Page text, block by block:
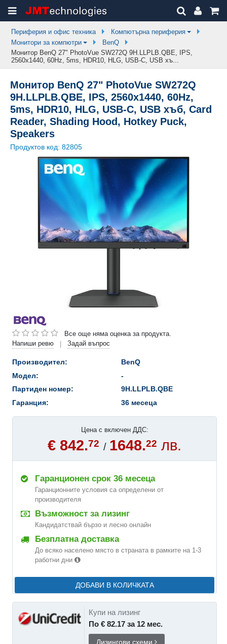
Периферия и офис техника
Компютърна периферия
Монитори за компютри
BenQ
Монитор BenQ 27" PhotoVue SW272Q 9H.LLPLB.QBE, IPS,
2560x1440, 60Hz, 5ms, HDR10, HLG, USB-C, USB хъ...
Монитор BenQ 27" PhotoVue SW272Q
9H.LLPLB.QBE, IPS, 2560x1440, 60Hz,
5ms, HDR10, HLG, USB-C, USB хъб, Card
Reader, Shading Hood, Hotkey Puck,
Speakers
Продуктов код: 82805
Все още няма оценка за продукта.
Напиши ревю
| Задай въпрос
Производител:
BenQ
Модел:
-
Партиден номер:
9H.LLPLB.QBE
Гаранция:
36 месеца
Цена с включен ДДС:
€ 842.72 / 1648.22 лв.
Гаранционен срок 36 месеца
Гаранционните условия са определени от
производителя
Възможност за лизинг
Кандидатствай бързо и лесно онлайн
Безплатна доставка
До всяко населено място в страната в рамките на 1-3
работни дни
ДОБАВИ В КОЛИЧКАТА
Купи на лизинг
По € 82.17 за 12 мес.
Лизингови схеми